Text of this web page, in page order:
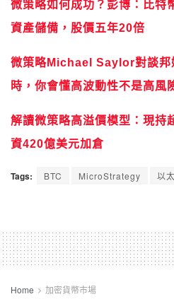
微策略如何成功？彭博：比特
資產儲備，股價五年20倍
微策略Michael Saylor對談邦
時，你會懂高波動性不是高風
解讀微策略高溢價模型：現持
資420億美元加倉
Tags: BTC MicroStrategy 以
Home 加密貨幣市場